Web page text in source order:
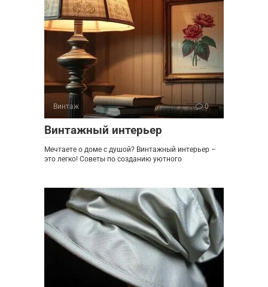
Винтаж 0
Винтажный интерьер
Мечтаете о доме с душой? Винтажный интерьер –
это легко! Советы по созданию уютного